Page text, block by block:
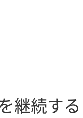
継続する